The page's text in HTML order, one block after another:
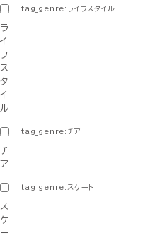
tag_genre:ライフスタイル
ラ
イ
フ
ス
タ
イ
ル
tag_genre:チア
チ
ア
tag_genre:スケート
ス
ケ
ー